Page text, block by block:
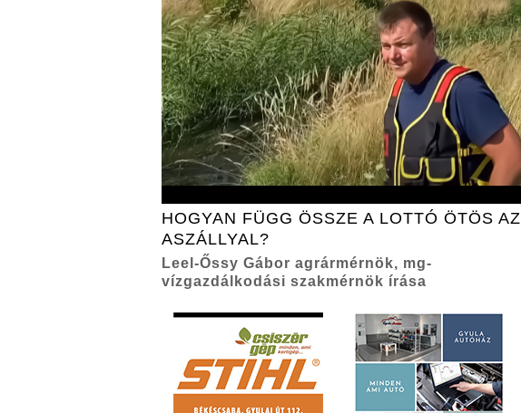
HOGYAN FÜGG ÖSSZE A LOTTÓ ÖTÖS AZ
ASZÁLLYAL?
Leel-Őssy Gábor agrármérnök, mg-
vízgazdálkodási szakmérnök írása